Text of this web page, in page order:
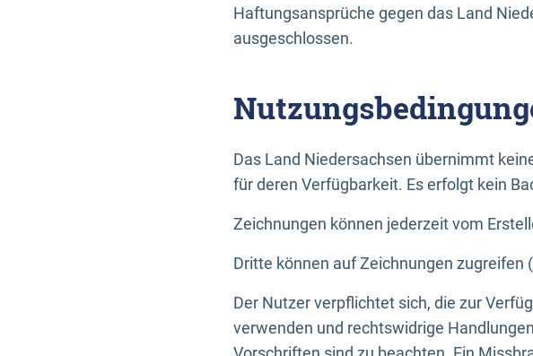
Haftungsansprüche gegen das Land
ausgeschlossen.
Das Land Niedersachsen übernimmt
für deren Verfügbarkeit. Es erfolgt kein
Zeichnungen können jederzeit vom
Dritte können auf Zeichnungen zugreifen
Der Nutzer verpflichtet sich, die zur
verwenden und rechtswidrige